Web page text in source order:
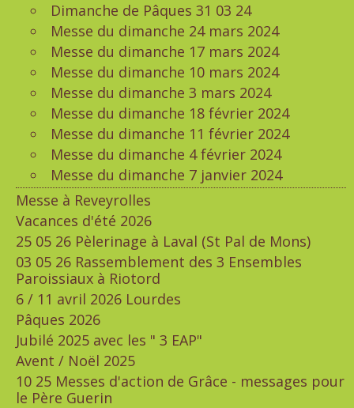
Dimanche de Pâques 31 03 24
Messe du dimanche 24 mars 2024
Messe du dimanche 17 mars 2024
Messe du dimanche 10 mars 2024
Messe du dimanche 3 mars 2024
Messe du dimanche 18 février 2024
Messe du dimanche 11 février 2024
Messe du dimanche 4 février 2024
Messe du dimanche 7 janvier 2024
Messe à Reveyrolles
Vacances d'été 2026
25 05 26 Pèlerinage à Laval (St Pal de Mons)
03 05 26 Rassemblement des 3 Ensembles
Paroissiaux à Riotord
6 / 11 avril 2026 Lourdes
Pâques 2026
Jubilé 2025 avec les " 3 EAP"
Avent / Noël 2025
10 25 Messes d'action de Grâce - messages pour
le Père Guerin